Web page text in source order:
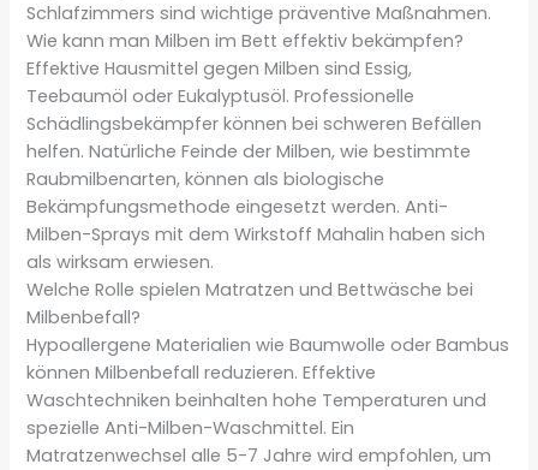
Schlafzimmers sind wichtige präventive Maßnahmen.
Wie kann man Milben im Bett effektiv bekämpfen?
Effektive Hausmittel gegen Milben sind Essig,
Teebaumöl oder Eukalyptusöl. Professionelle
Schädlingsbekämpfer können bei schweren Befällen
helfen. Natürliche Feinde der Milben, wie bestimmte
Raubmilbenarten, können als biologische
Bekämpfungsmethode eingesetzt werden. Anti-
Milben-Sprays mit dem Wirkstoff Mahalin haben sich
als wirksam erwiesen.
Welche Rolle spielen Matratzen und Bettwäsche bei
Milbenbefall?
Hypoallergene Materialien wie Baumwolle oder Bambus
können Milbenbefall reduzieren. Effektive
Waschtechniken beinhalten hohe Temperaturen und
spezielle Anti-Milben-Waschmittel. Ein
Matratzenwechsel alle 5-7 Jahre wird empfohlen, um